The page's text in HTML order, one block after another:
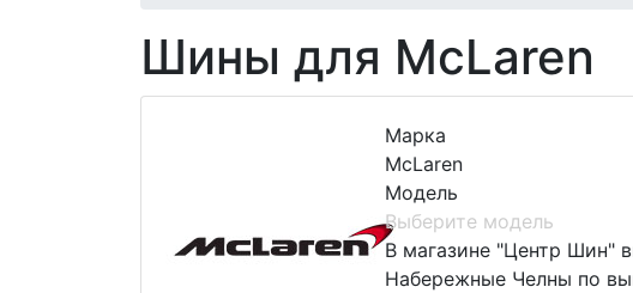
Шины для McLaren
Марка
McLaren
Модель
Выберите модель
В магазине "Центр Шин"
Набережные Челны по